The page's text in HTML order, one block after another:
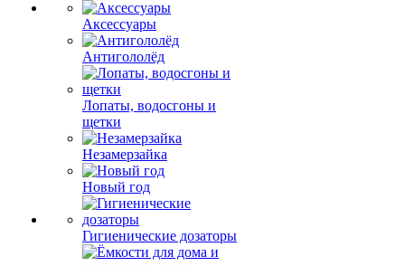
Аксессуары
Антигололёд
Лопаты, водосгоны и
щетки
Незамерзайка
Новый год
Гигиенические дозаторы